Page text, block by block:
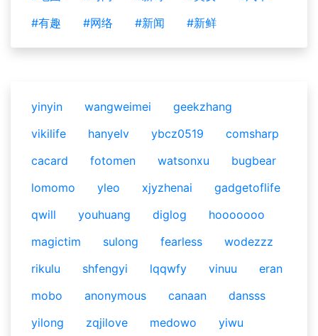
#有趣
#网络 #新闻 #新鲜
yinyin wangweimei
geekzhang
vikilife
hanyelv ybcz0519
comsharp
cacard
fotomen watsonxu
bugbear
lomomo
yleo xjyzhenai
gadgetoflife
qwill
youhuang diglog
hooooooo
magictim
sulong fearless
wodezzz
rikulu
shfengyi lqqwfy vinuu
eran
mobo
anonymous canaan
dansss
yilong
zqjilove medowo
yiwu